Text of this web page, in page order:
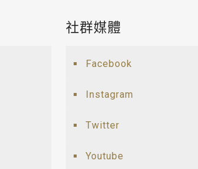
社群媒體
Facebook
Instagram
Twitter
Youtube